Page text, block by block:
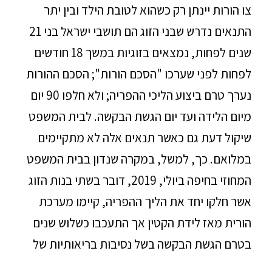
צו הורות יינתן רק כשהוא לטובת הילד ובין יתר
התנאים נדרש שבני הזוג הם תושבי ישראל בני 21
שנים לפחות, נמצאים בזוגיות במשך 18 חודשים
לפחות לפני שערכו "הסכם הורות"; הסכם ההורות
נערך טרם ביצוע הליכי ההפריה; ולא חלפו 90 יום
מיום הלידה ועד יום הגשת הבקשה. לבית המשפט
שיקול דעת גם כאשר תנאים אלה לא מתקיימים
במלואם. כך, למשל, במקרה שנדון בבית המשפט
המחוזי בחיפה ביולי, 2019, דובר בשתי בנות הזוג
אשר חלקו יחד את הליך ההפריה, קיימו מערכת
הורית מאז לידת הקטין אך התעכבו כשלוש שנים
בטרם הגשת הבקשה בשל נסיבות בריאותיות של